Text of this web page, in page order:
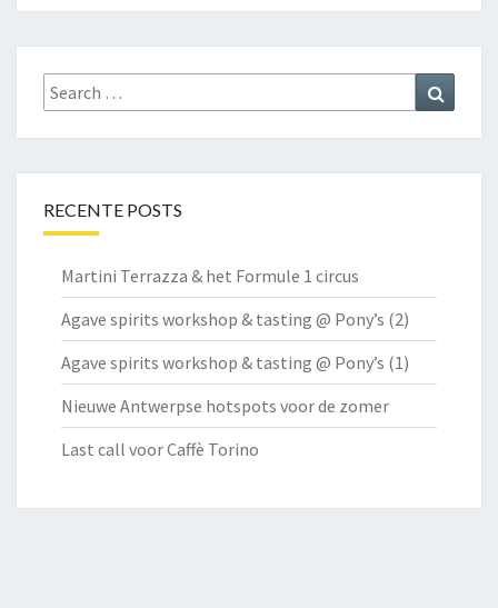
Search
for:
RECENTE POSTS
Martini Terrazza & het Formule 1 circus
Agave spirits workshop & tasting @ Pony’s (2)
Agave spirits workshop & tasting @ Pony’s (1)
Nieuwe Antwerpse hotspots voor de zomer
Last call voor Caffè Torino